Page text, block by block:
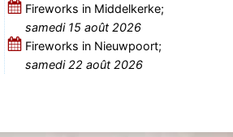
Fireworks in Middelkerke;
samedi 15 août 2026
Fireworks in Nieuwpoort;
samedi 22 août 2026